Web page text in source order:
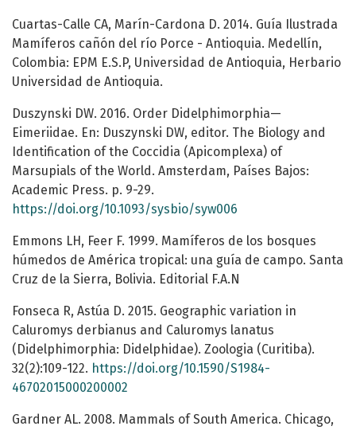
Cuartas-Calle CA, Marín-Cardona D. 2014. Guía Ilustrada
Mamíferos cañón del río Porce - Antioquia. Medellín,
Colombia: EPM E.S.P, Universidad de Antioquia, Herbario
Universidad de Antioquia.
Duszynski DW. 2016. Order Didelphimorphia—
Eimeriidae. En: Duszynski DW, editor. The Biology and
Identification of the Coccidia (Apicomplexa) of
Marsupials of the World. Amsterdam, Países Bajos:
Academic Press. p. 9-29.
https://doi.org/10.1093/sysbio/syw006
Emmons LH, Feer F. 1999. Mamíferos de los bosques
húmedos de América tropical: una guía de campo. Santa
Cruz de la Sierra, Bolivia. Editorial F.A.N
Fonseca R, Astúa D. 2015. Geographic variation in
Caluromys derbianus and Caluromys lanatus
(Didelphimorphia: Didelphidae). Zoologia (Curitiba).
32(2):109-122. https://doi.org/10.1590/S1984-
46702015000200002
Gardner AL. 2008. Mammals of South America. Chicago,